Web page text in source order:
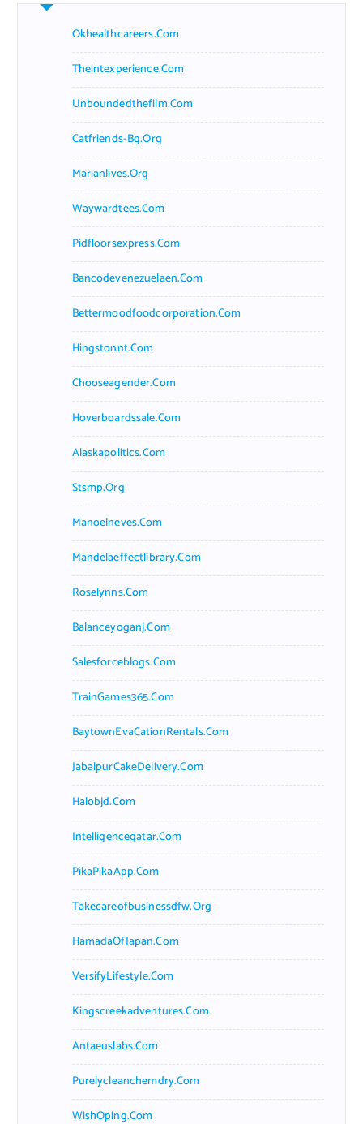
Okhealthcareers.com
Theintexperience.com
Unboundedthefilm.com
Catfriends-Bg.org
Marianlives.org
Waywardtees.com
Pidfloorsexpress.com
Bancodevenezuelaen.com
Bettermoodfoodcorporation.com
Hingstonnt.com
Chooseagender.com
Hoverboardssale.com
Alaskapolitics.com
Stsmp.org
Manoelneves.com
Mandelaeffectlibrary.com
Roselynns.com
Balanceyoganj.com
Salesforceblogs.com
TrainGames365.com
BaytownEvaCationRentals.com
JabalpurCakeDelivery.com
Halobjd.com
Intelligenceqatar.com
PikaPikaApp.com
Takecareofbusinessdfw.org
HamadaOfJapan.com
VersifyLifestyle.com
Kingscreekadventures.com
Antaeuslabs.com
Purelycleanchemdry.com
WishOping.com